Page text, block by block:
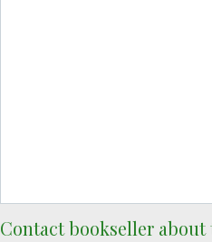
Contact bookseller